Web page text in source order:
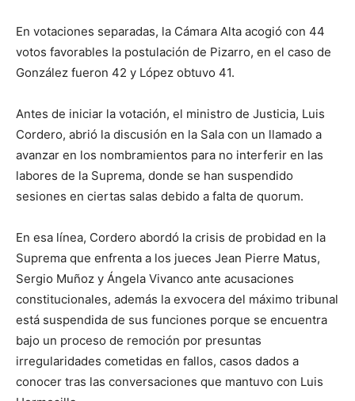
En votaciones separadas, la Cámara Alta acogió con 44
votos favorables la postulación de Pizarro, en el caso de
González fueron 42 y López obtuvo 41.
Antes de iniciar la votación, el ministro de Justicia, Luis
Cordero, abrió la discusión en la Sala con un llamado a
avanzar en los nombramientos para no interferir en las
labores de la Suprema, donde se han suspendido
sesiones en ciertas salas debido a falta de quorum.
En esa línea, Cordero abordó la crisis de probidad en la
Suprema que enfrenta a los jueces Jean Pierre Matus,
Sergio Muñoz y Ángela Vivanco ante acusaciones
constitucionales, además la exvocera del máximo tribunal
está suspendida de sus funciones porque se encuentra
bajo un proceso de remoción por presuntas
irregularidades cometidas en fallos, casos dados a
conocer tras las conversaciones que mantuvo con Luis